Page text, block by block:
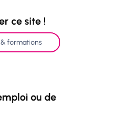
ce site !
formations
ou de